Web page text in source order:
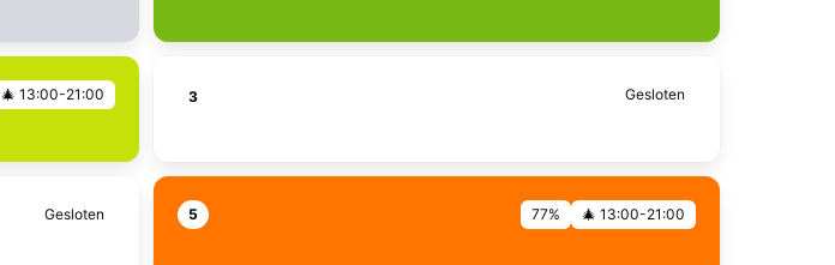
🎄 13:00-21:00 3 Gesloten
Gesloten 5 77% 🎄 13:00-21:00